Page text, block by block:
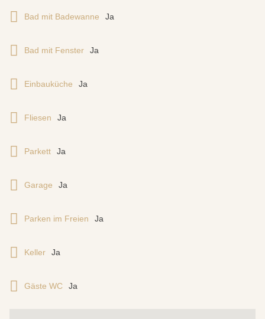
Bad mit Badewanne Ja
Bad mit Fenster Ja
Einbauküche Ja
Fliesen Ja
Parkett Ja
Garage Ja
Parken im Freien Ja
Keller Ja
Gäste WC Ja